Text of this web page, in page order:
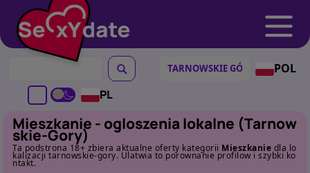
POL
PL
Mieszkanie - ogloszenia lokalne (Tarnow
skie-Gory)
Ta podstrona 18+ zbiera aktualne oferty kategorii Mieszkanie dla lo
kalizacji tarnowskie-gory. Ulatwia to porownanie profilow i szybki ko
ntakt.